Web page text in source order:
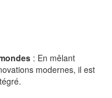
: En mêlant
modernes, il est